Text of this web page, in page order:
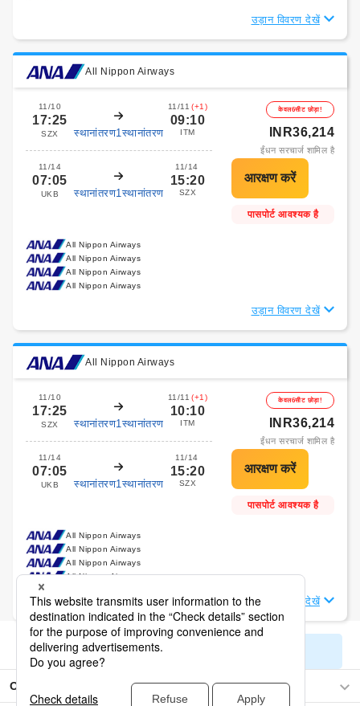
उड़ान विवरण देखें
All Nippon Airways
11/10
17:25
SZX स्थानांतरण1स्थानांतरण
11/11 (+1)
09:10
ITM
11/14
07:05
UKB स्थानांतरण1स्थानांतरण
11/14
15:20
SZX
केवल6सीट छोड़ा!
INR36,214
ईंधन सरचार्ज शामिल है
पासपोर्ट आवश्यक है
All Nippon Airways
All Nippon Airways
All Nippon Airways
All Nippon Airways
उड़ान विवरण देखें
All Nippon Airways
11/10
17:25
SZX स्थानांतरण1स्थानांतरण
11/11 (+1)
10:10
ITM
11/14
07:05
UKB स्थानांतरण1स्थानांतरण
11/14
15:20
SZX
केवल6सीट छोड़ा!
INR36,214
ईंधन सरचार्ज शामिल है
पासपोर्ट आवश्यक है
All Nippon Airways
All Nippon Airways
All Nippon Airways
All Nippon Airways
उड़ान विवरण देखें
सभी खोज परिणाम प्रदर्शित करें
Osaka